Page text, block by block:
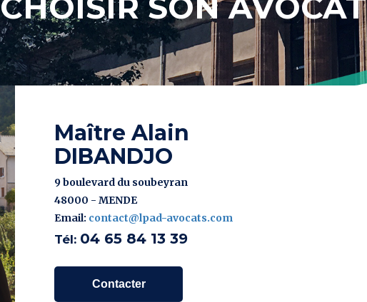
Maître Alain
DIBANDJO
9 boulevard du soubeyran
48000 - MENDE
Email: contact@lpad-avocats.com
Tél: 04 65 84 13 39
Contacter